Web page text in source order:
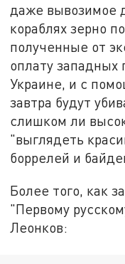
даже вывозимое
кораблях зерно
полученные от
оплату западных
Украине, и с
завтра будут
слишком ли
"выглядеть
боррелей и
Более того, как
"Первому
Леонков: